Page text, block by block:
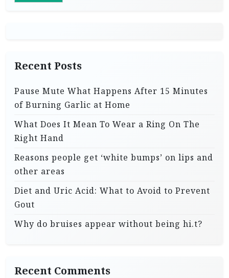
Recent Posts
Pause Mute What Happens After 15 Minutes
of Burning Garlic at Home
What Does It Mean To Wear a Ring On The
Right Hand
Reasons people get ‘white bumps’ on lips and
other areas
Diet and Uric Acid: What to Avoid to Prevent
Gout
Why do bruises appear without being hi.t?
Recent Comments